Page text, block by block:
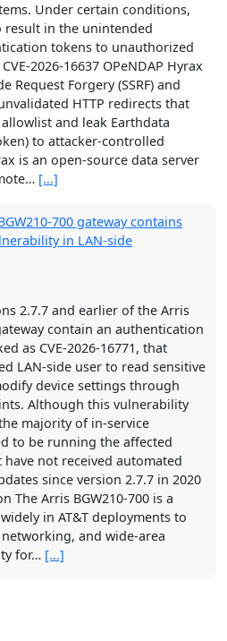
Under certain conditions,
result in the unintended
tokens to unauthorized
2026-16637 OPeNDAP Hyrax
Request Forgery (SSRF) and
HTTP redirects that
and leak Earthdata
to attacker-controlled
is an open-source data server
[...]
700 gateway contains
in LAN-side
2.7.7 and earlier of the Arris
contain an authentication
as CVE-2026-16771, that
LAN-side user to read sensitive
device settings through
Although this vulnerability
majority of in-service
to be running the affected
not received automated
since version 2.7.7 in 2020
The Arris BGW210-700 is a
in AT&T deployments to
and wide-area
for… [...]